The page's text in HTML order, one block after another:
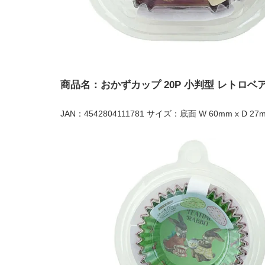
商品名：おかずカップ 20P 小判型 レトロベ
JAN：4542804111781 サイズ：底面 W 60mm x D